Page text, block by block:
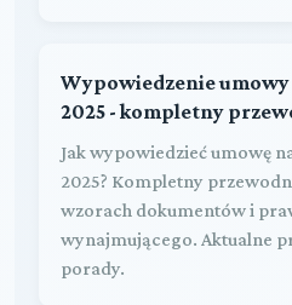
Wypowiedzenie
2025 - kompletny
Jak wypowiedzieć umowę
2025? Kompletny
wzorach dokumentów i
wynajmującego. Aktualne
porady.